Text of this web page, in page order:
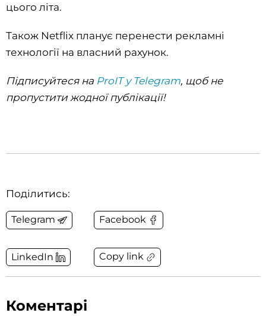
цього літа.
Також Netflix планує перенести рекламні
технології на власний рахунок.
Підписуйтеся на ProIT у Telegram, щоб не
пропустити жодної публікації!
Поділитись:
Telegram Facebook
LinkedIn Copy link
Коментарі